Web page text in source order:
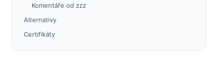
Komentáře od zzz
Alternativy
Certifikáty